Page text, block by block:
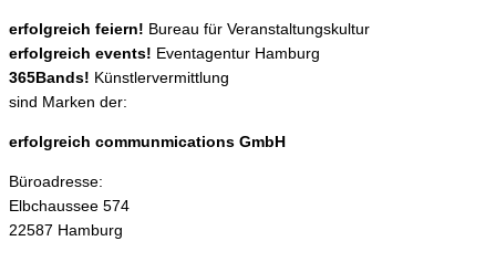
erfolgreich feiern! Bureau für Veranstaltungskultur
erfolgreich events! Eventagentur Hamburg
365Bands! Künstlervermittlung
sind Marken der:
erfolgreich communmications GmbH
Büroadresse:
Elbchaussee 574
22587 Hamburg